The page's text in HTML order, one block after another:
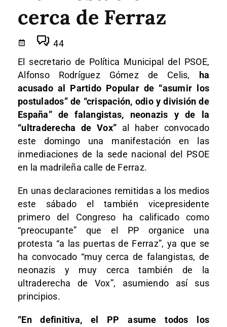
cerca de Ferraz
44
El secretario de Política Municipal del PSOE,
Alfonso Rodríguez Gómez de Celis,
ha
acusado al Partido Popular de “asumir los
postulados” de “crispación, odio y división de
España” de falangistas, neonazis y de la
“ultraderecha de Vox” al haber convocado
este domingo una manifestación en las
inmediaciones de la sede nacional del PSOE
en la madrileña calle de Ferraz.
En unas declaraciones remitidas a los medios
este sábado el también vicepresidente
primero del Congreso ha calificado como
“preocupante” que el PP organice una
protesta “a las puertas de Ferraz”, ya que se
ha convocado “muy cerca de falangistas, de
neonazis y muy cerca también de la
ultraderecha de Vox”, asumiendo así sus
principios.
“En definitiva, el PP asume todos los